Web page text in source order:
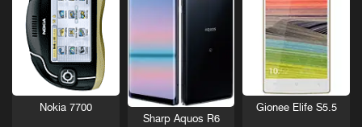
Gionee Elife S5.5
Sharp Aquos R6
Nokia 7700